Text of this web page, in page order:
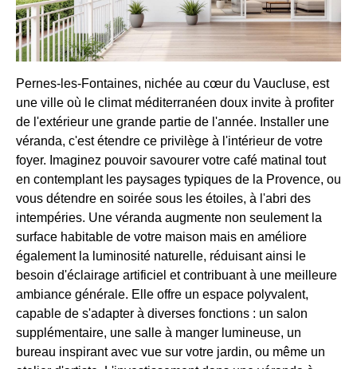
Pernes-les-Fontaines, nichée au cœur du Vaucluse, est
une ville où le climat méditerranéen doux invite à profiter
de l'extérieur une grande partie de l'année. Installer une
véranda, c'est étendre ce privilège à l'intérieur de votre
foyer. Imaginez pouvoir savourer votre café matinal tout
en contemplant les paysages typiques de la Provence, ou
vous détendre en soirée sous les étoiles, à l'abri des
intempéries. Une véranda augmente non seulement la
surface habitable de votre maison mais en améliore
également la luminosité naturelle, réduisant ainsi le
besoin d'éclairage artificiel et contribuant à une meilleure
ambiance générale. Elle offre un espace polyvalent,
capable de s'adapter à diverses fonctions : un salon
supplémentaire, une salle à manger lumineuse, un
bureau inspirant avec vue sur votre jardin, ou même un